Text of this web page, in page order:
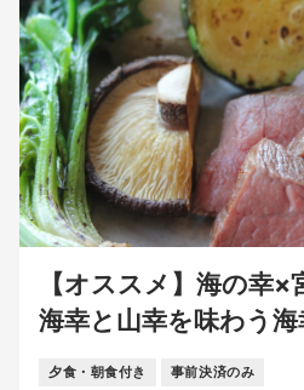
【オススメ】海の幸
海幸と山幸を味わう海
夕食・朝食付き 事前決済のみ